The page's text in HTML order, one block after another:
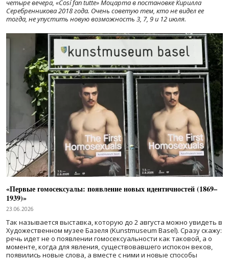
четыре вечера, «Cosí fan tutte» Моцарта в постановке Кирилла
Серебренникова 2018 года. Очень советую тем, кто не видел ее
тогда, не упустить новую возможность 3, 7, 9 и 12 июля.
«Первые гомосексуалы: появление новых идентичностей (1869–
1939)»
23.06.2026
Так называется выставка, которую до 2 августа можно увидеть в
Художественном музее Базеля (Kunstmuseum Basel). Сразу скажу:
речь идет не о появлении гомосексуальности как таковой, а о
моменте, когда для явления, существовавшего испокон веков,
появились новые слова, а вместе с ними и новые способы